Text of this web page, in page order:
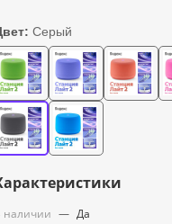
Серый
наличии — Да